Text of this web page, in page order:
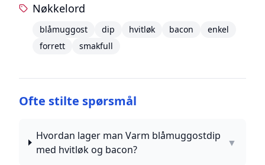
Nøkkelord
blåmuggost dip hvitløk bacon
enkel
forrett
smakfull
Ofte stilte spørsmål
Hvordan lager man Varm blåmuggostdip
med hvitløk og bacon?
▼